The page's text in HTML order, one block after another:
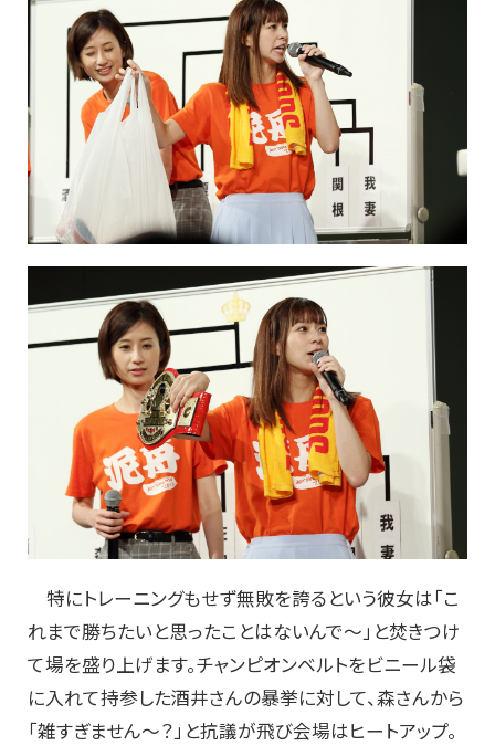
特にトレーニングもせず無敗を誇るという彼女は「こ
れまで勝ちたいと思ったことはないんで～」と焚きつけ
て場を盛り上げます。チャンピオンベルトをビニール袋
に入れて持参した酒井さんの暴挙に対して、森さんから
「雑すぎません～？」と抗議が飛び会場はヒートアップ。